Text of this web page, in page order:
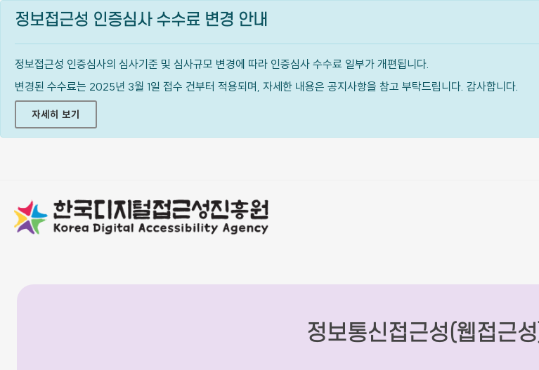
정보접근성 인증심사 수수료 변경 안내
정보접근성 인증심사의 심사기준 및 심사규모 변경에 따라 인증심사 수수료 일부가 개편됩니다.
변경된 수수료는 2025년 3월 1일 접수 건부터 적용되며, 자세한 내용은 공지사항을 참고 부탁드립니다. 감사합니다.
자세히 보기
정보통신접근성(웹접근